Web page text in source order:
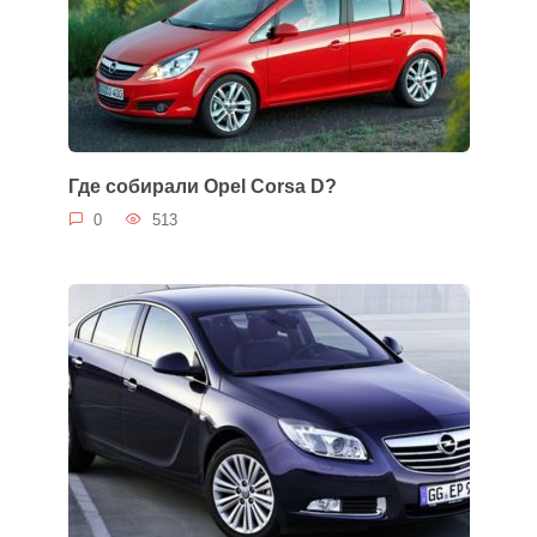
Где собирали Opel Corsa D?
0 513